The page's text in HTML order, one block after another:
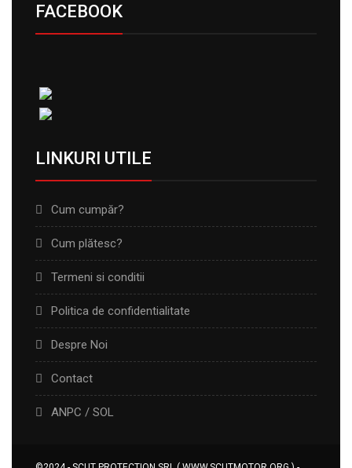
FACEBOOK
LINKURI UTILE
Cum cumpăr?
Cum plătesc?
Termeni si conditii
Politica de confidentialitate
Despre Noi
Contact
ANPC / SOL